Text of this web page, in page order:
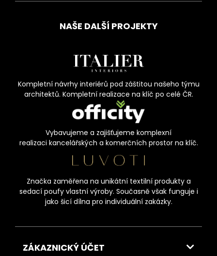
NAŠE DALŠÍ PROJEKTY
Kompletní návrhy interiérů pod záštitou našeho týmu
architektů. Kompletní realizace na klíč po celé ČR.
Vybavujeme a zajišťujeme komplexní
realizaci kancelářských a komerčních prostor na klíč.
Značka zaměřena na unikátní textilní produkty a
sedací poufy vlastní výroby. Současně však funguje i
jako šicí dílna pro individuální zakázky.
ZÁKAZNICKÝ ÚČET